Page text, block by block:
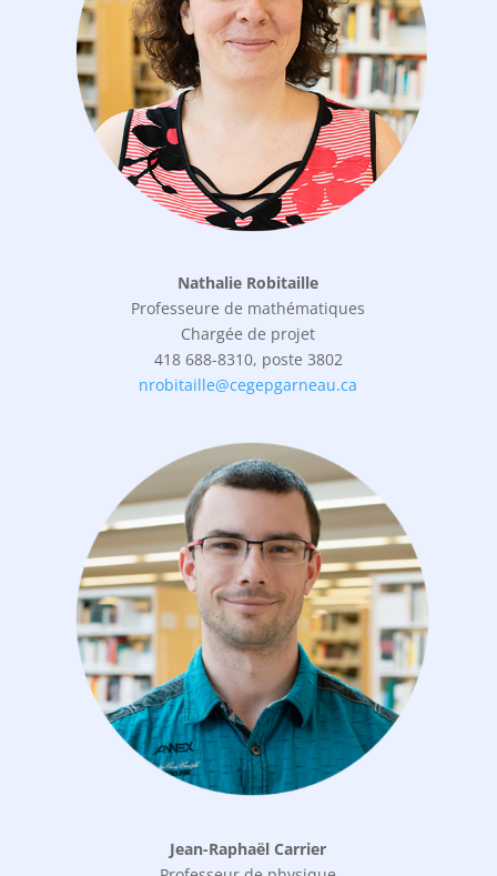
Nathalie Robitaille
Professeure de mathématiques
Chargée de projet
418 688-8310, poste 3802
nrobitaille@cegepgarneau.ca
Jean-Raphaël Carrier